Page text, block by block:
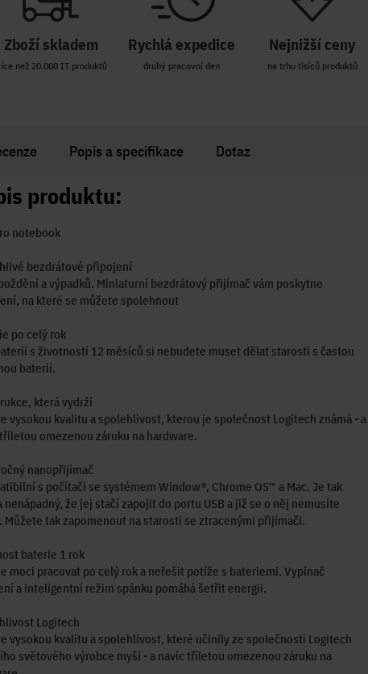
Zboží skladem
než 20.000 IT produktů
Rychlá expedice
druhý pracovní den
Nejnižší ceny
na trhu tisíců produktů
Popis a specifikace Dotaz
produktu:
notebook
bezdrátové připojení
a výpadků. Miniaturní bezdrátový přijímač vám poskytne
na které se můžete spolehnout
po celý rok
s životností 12 měsíců si nebudete muset dělat starosti s častou
baterií.
která vydrží
vysokou kvalitu a spolehlivost, kterou je společnost Logitech známá - a
omezenou záruku na hardware.
nanopřijímač
s počítači se systémem Window®, Chrome OS™ a Mac. Je tak
nenápadný, že jej stačí zapojit do portu USB a již se o něj nemusíte
Můžete tak zapomenout na starosti se ztracenými přijímači.
baterie 1 rok
moci pracovat po celý rok a neřešit potíže s bateriemi. Vypínač
a inteligentní režim spánku pomáhá šetřit energii.
Logitech
vysokou kvalitu a spolehlivost, které učinily ze společnosti Logitech
světového výrobce myší - a navíc tříletou omezenou záruku na